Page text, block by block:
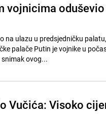
vojnicima
na ulazu u predsjedničku
palače Putin je vojnike u
ovog...
Vučića: Visoko